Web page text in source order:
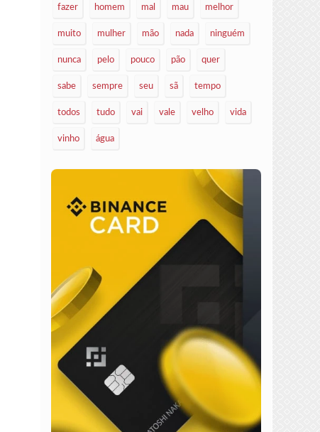
fazer homem mal mau melhor
muito mulher mão nada ninguém
nunca pelo pouco pão quer
sabe sempre seu sã tempo
todos tudo vai vale velho vida
vinho água